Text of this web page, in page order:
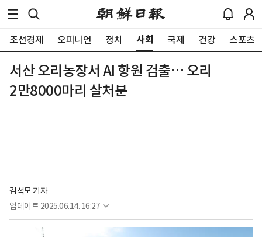
조선경제 오피니언 정치 사회 국제 건강 스포츠
서산 오리농장서 AI 항원 검출… 오리
2만8000마리 살처분
김석모 기자
업데이트 2025.06.14. 16:27